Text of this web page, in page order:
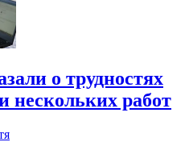
о трудностях
нескольких работ